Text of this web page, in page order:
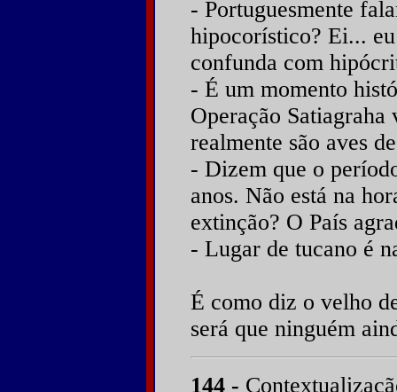
- Portuguesmente
hipocorístico? Ei...
confunda com
- É um momento
Operação
realmente são aves
- Dizem que o
anos. Não está na
extinção? O País
- Lugar de tucano é
É como diz o velho
será que ninguém
144 -